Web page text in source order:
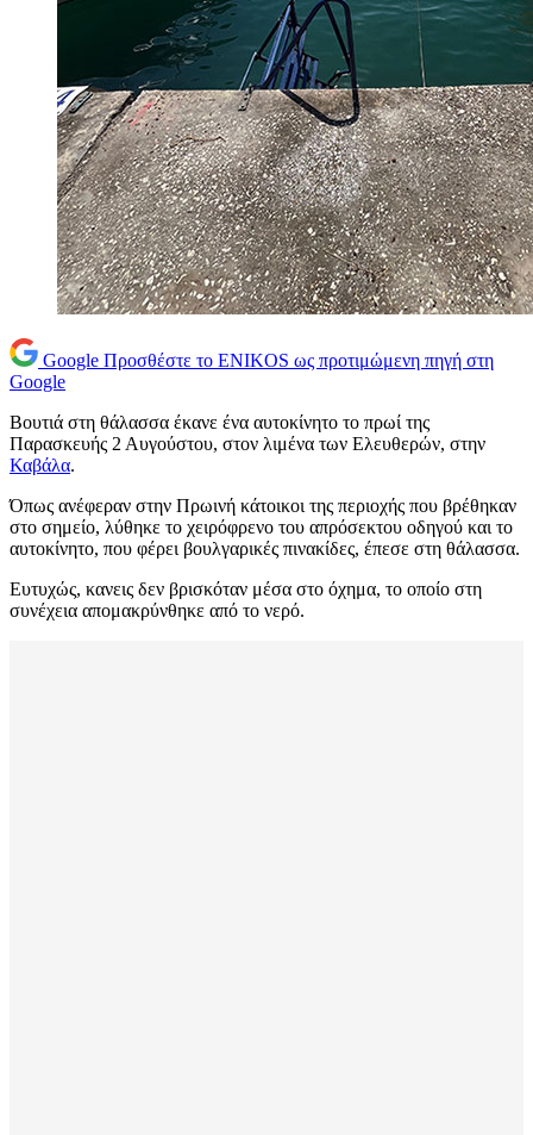
Google Προσθέστε το ENIKOS ως προτιμώμενη πηγή στη
Google
Βουτιά στη θάλασσα έκανε ένα αυτοκίνητο το πρωί της
Παρασκευής 2 Αυγούστου, στον λιμένα των Ελευθερών, στην
Καβάλα.
Όπως ανέφεραν στην Πρωινή κάτοικοι της περιοχής που βρέθηκαν
στο σημείο, λύθηκε το χειρόφρενο του απρόσεκτου οδηγού και το
αυτοκίνητο, που φέρει βουλγαρικές πινακίδες, έπεσε στη θάλασσα.
Ευτυχώς, κανεις δεν βρισκόταν μέσα στο όχημα, το οποίο στη
συνέχεια απομακρύνθηκε από το νερό.